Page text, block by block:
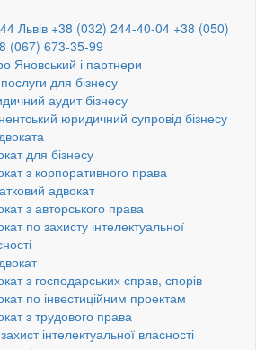
Львів +38 (032) 244-40-04 +38 (050)
(067) 673-35-99
Яновський і партнери
для бізнесу
аудит бізнесу
юридичний супровід бізнесу
для бізнесу
з корпоративного права
адвокат
з авторського права
по захисту інтелектуальної
з господарських справ, спорів
по інвестиційним проектам
з трудового права
інтелектуальної власності